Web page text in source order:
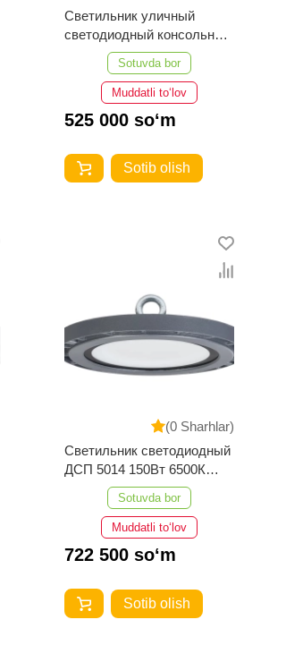
Светильник уличный
светодиодный консольный
SOLAR-EG ДКУ 106 200W-
6500-SCP-15Ah
Sotuvda bor
Muddatli to‘lov
525 000 so‘m
Sotib olish
(0 Sharhlar)
Светильник светодиодный
ДСП 5014 150Вт 6500К
IP65 алюминий IEK
Sotuvda bor
Muddatli to‘lov
722 500 so‘m
Sotib olish